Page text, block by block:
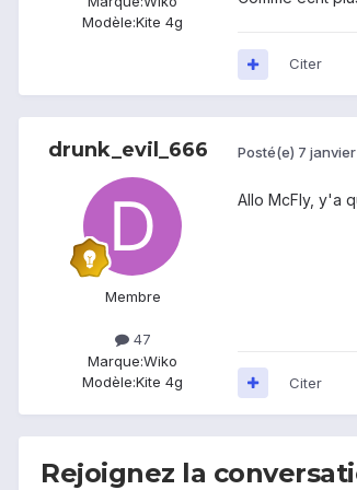
Modèle:Kite 4g
Citer
drunk_evil_666
Membre
47
Marque:Wiko
Modèle:Kite 4g
Posté(e) 7
Allo McFly, y'a
Citer
Rejoignez la